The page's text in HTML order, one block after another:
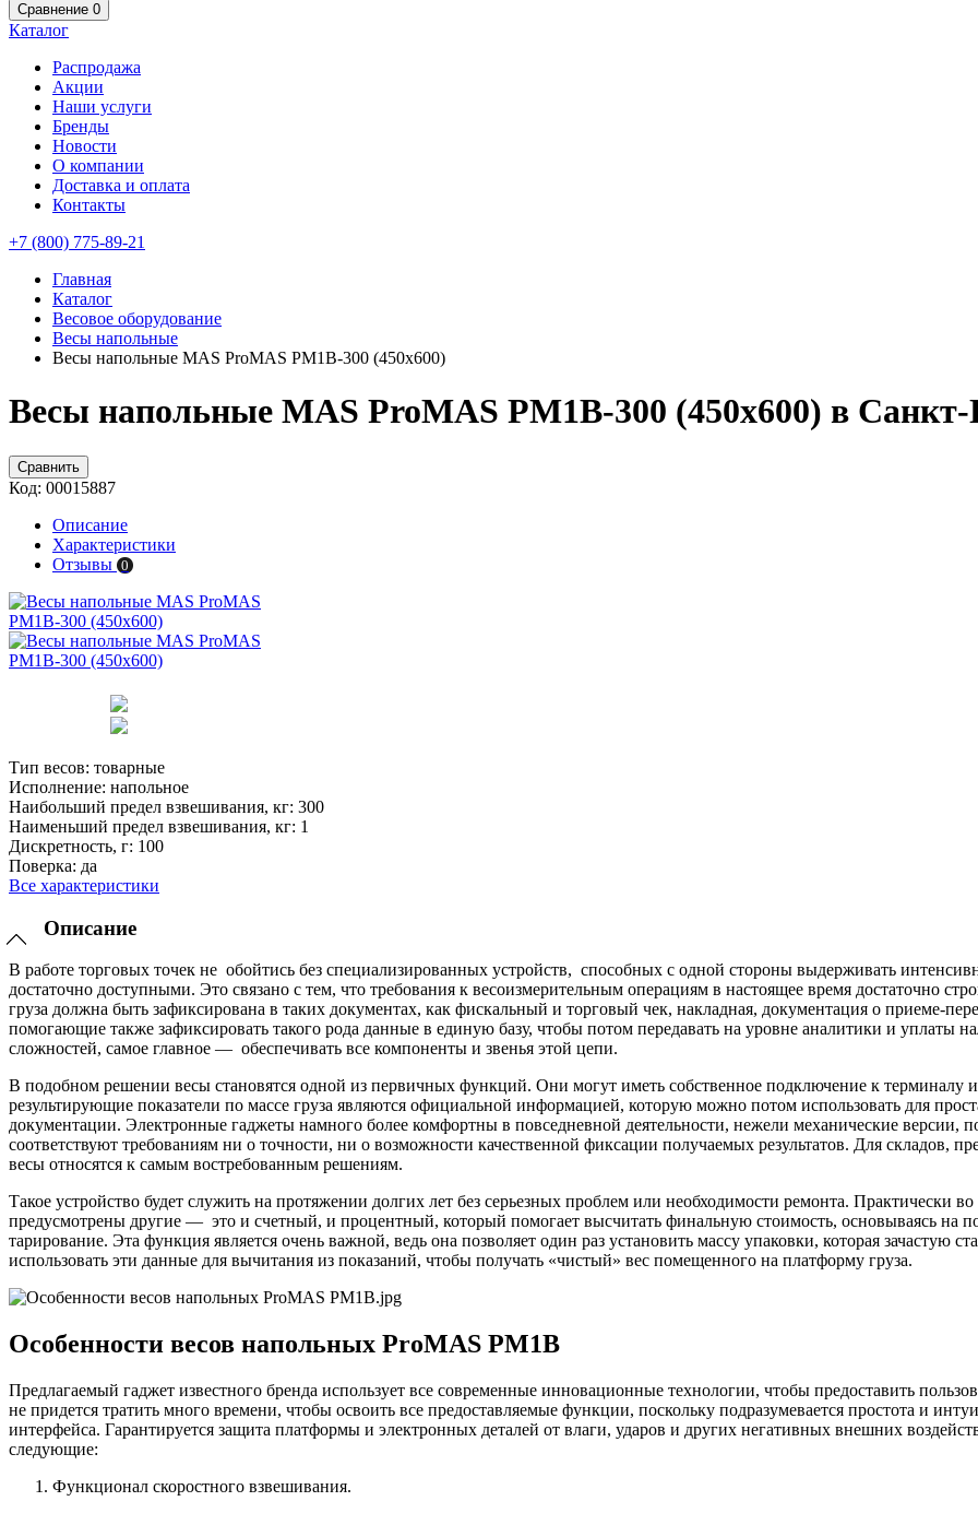
Сравнение 0
Каталог
Распродажа
Акции
Наши услуги
Бренды
Новости
О компании
Доставка и оплата
Контакты
+7 (800) 775-89-21
Главная
Каталог
Весовое оборудование
Весы напольные
Весы напольные MAS ProMAS PM1B-300 (450х600)
Весы напольные MAS ProMAS PM1B-300 (450х600) в Санкт-
Сравнить
Код: 00015887
Описание
Характеристики
Отзывы 0
Тип весов: товарные
Исполнение: напольное
Наибольший предел взвешивания, кг: 300
Наименьший предел взвешивания, кг: 1
Дискретность, г: 100
Поверка: да
Все характеристики
Описание
В работе торговых точек не обойтись без специализированных устройств, способных с одной стороны выдерживать
достаточно доступными. Это связано с тем, что требования к весоизмерительным операциям в настоящее время достаточно
груза должна быть зафиксирована в таких документах, как фискальный и торговый чек, накладная, документация о приеме-
помогающие также зафиксировать такого рода данные в единую базу, чтобы потом передавать на уровне аналитики и уплаты
сложностей, самое главное — обеспечивать все компоненты и звенья этой цепи.
В подобном решении весы становятся одной из первичных функций. Они могут иметь собственное подключение к терминалу
результирующие показатели по массе груза являются официальной информацией, которую можно потом использовать для
документации. Электронные гаджеты намного более комфортны в повседневной деятельности, нежели механические версии,
соответствуют требованиям ни о точности, ни о возможности качественной фиксации получаемых результатов. Для складов,
весы относятся к самым востребованным решениям.
Такое устройство будет служить на протяжении долгих лет без серьезных проблем или необходимости ремонта. Практически
предусмотрены другие — это и счетный, и процентный, который помогает высчитать финальную стоимость, основываясь на
тарирование. Эта функция является очень важной, ведь она позволяет один раз установить массу упаковки, которая зачастую
использовать эти данные для вычитания из показаний, чтобы получать «чистый» вес помещенного на платформу груза.
Особенности весов напольных ProMAS PM1B
Предлагаемый гаджет известного бренда использует все современные инновационные технологии, чтобы предоставить
не придется тратить много времени, чтобы освоить все предоставляемые функции, поскольку подразумевается простота и
интерфейса. Гарантируется защита платформы и электронных деталей от влаги, ударов и других негативных внешних
следующие:
Функционал скоростного взвешивания.